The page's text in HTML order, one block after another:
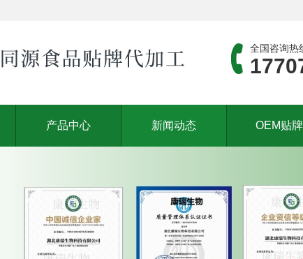
全国咨询热
产品中心 新闻动态 OEM贴牌